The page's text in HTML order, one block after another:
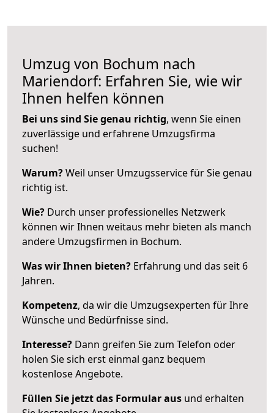
Umzug von Bochum nach
Mariendorf: Erfahren Sie, wie wir
Ihnen helfen können
Bei uns sind Sie genau richtig, wenn Sie einen
zuverlässige und erfahrene Umzugsfirma
suchen!
Warum?Weil unser Umzugsservice für Sie genau
richtig ist.
Wie? Durch unser professionelles Netzwerk
können wir Ihnen weitaus mehr bieten als manch
andere Umzugsfirmen in Bochum.
Was wir Ihnen bieten? Erfahrung und das seit 6
Jahren.
Kompetenz, da wir die Umzugsexperten für Ihre
Wünsche und Bedürfnisse sind.
Interesse? Dann greifen Sie zum Telefon oder
holen Sie sich erst einmal ganz bequem
kostenlose Angebote.
Füllen Sie jetzt das Formular aus und erhalten